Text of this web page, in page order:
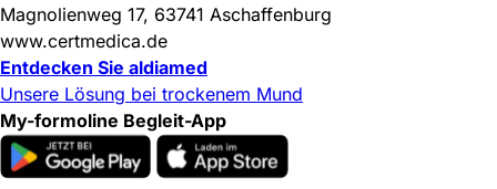
Magnolienweg 17, 63741 Aschaffenburg
www.certmedica.de
Entdecken Sie aldiamed
Unsere Lösung bei trockenem Mund
My-formoline Begleit-App